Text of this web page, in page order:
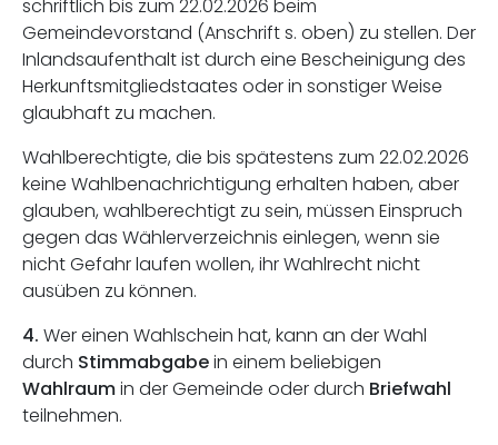
schriftlich bis zum 22.02.2026 beim
Gemeindevorstand (Anschrift s. oben) zu stellen. Der
Inlandsaufenthalt ist durch eine Bescheinigung des
Herkunftsmitgliedstaates oder in sonstiger Weise
glaubhaft zu machen.
Wahlberechtigte, die bis spätestens zum 22.02.2026
keine Wahlbenachrichtigung erhalten haben, aber
glauben, wahlberechtigt zu sein, müssen Einspruch
gegen das Wählerverzeichnis einlegen, wenn sie
nicht Gefahr laufen wollen, ihr Wahlrecht nicht
ausüben zu können.
4. Wer einen Wahlschein hat, kann an der Wahl
durch Stimmabgabein einem beliebigen
Wahlraumin der Gemeinde oder durch Briefwahl
teilnehmen.